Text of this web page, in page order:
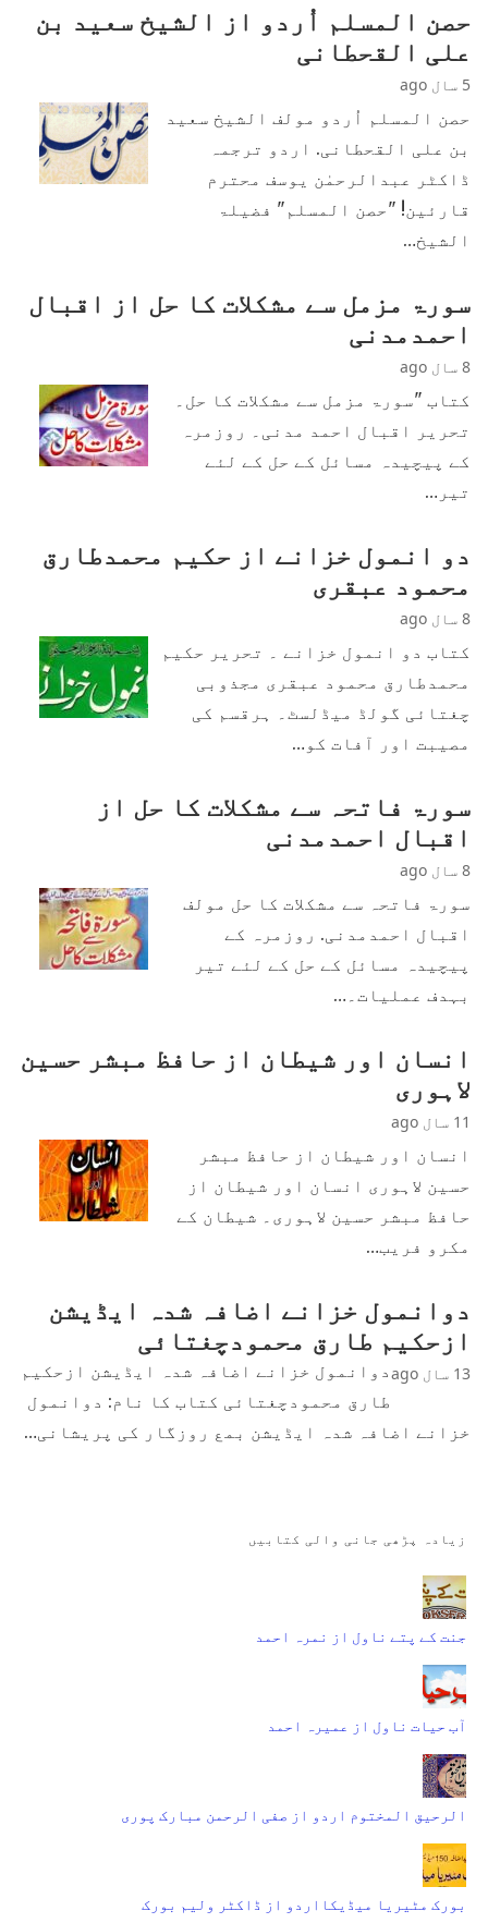
حصن المسلم اُردو از الشیخ سعید بن
علی القحطانی
5 سال ago
حصن المسلم اُردو مولف الشیخ سعید
بن علی القحطانی. اردو ترجمہ
ڈاکٹر عبدالرحمٰن یوسف محترم
قارئین! "حصن المسلم" فضیلۃ
الشیخ…
سورۃ مزمل سے مشکلات کا حل از اقبال
احمدمدنی
8 سال ago
کتاب "سورۃ مزمل سے مشکلات کا حل۔
تحریر اقبال احمد مدنی۔ روزمرہ
کے پیچیدہ مسائل کے حل کے لئے
تیر…
دو انمول خزانے از حکیم محمدطارق
محمود عبقری
8 سال ago
کتاب دو انمول خزانے ۔ تحریر حکیم
محمدطارق محمود عبقری مجذوبی
چغتائی گولڈ میڈلسٹ۔ ہرقسم کی
مصیبت اور آفات کو…
سورۃ فاتحہ سے مشکلات کا حل از
اقبال احمدمدنی
8 سال ago
سورۃ فاتحہ سے مشکلات کا حل مولف
اقبال احمدمدنی. روزمرہ کے
پیچیدہ مسائل کے حل کے لئے تیر
بہدف عملیات۔…
انسان اور شیطان از حافظ مبشر حسین
لاہوری
11 سال ago
انسان اور شیطان از حافظ مبشر
حسین لاہوری انسان اور شیطان از
حافظ مبشر حسین لاہوری۔ شیطان کے
مکرو فریب…
دوانمول خزانے اضافہ شدہ ایڈیشن
ازحکیم طارق محمودچغتائی
13 سال ago
دوانمول خزانے اضافہ شدہ ایڈیشن ازحکیم
طارق محمودچغتائی کتاب کا نام: دوانمول
خزانے اضافہ شدہ ایڈیشن بمع روزگار کی پریشانی…
زیادہ پڑھی جانی والی کتابیں
جنت کے پتے ناول از نمرہ احمد
آب حیات ناول از عمیرہ احمد
الرحیق المختوم اردو از صفی الرحمن مبارک پوری
بورک مٹیریا میڈیکااردو از ڈاکٹر ولیم بورک